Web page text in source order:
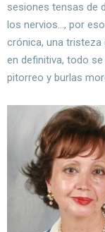
sesiones tensas de
los nervios..., por
crónica, una tristeza
en definitiva, todo
pitorreo y burlas